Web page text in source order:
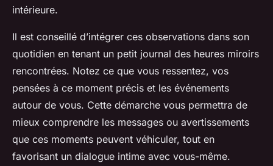
intérieure.
Il est conseillé d’intégrer ces observations dans son
quotidien en tenant un petit journal des heures miroirs
rencontrées. Notez ce que vous ressentez, vos
pensées à ce moment précis et les événements
autour de vous. Cette démarche vous permettra de
mieux comprendre les messages ou avertissements
que ces moments peuvent véhiculer, tout en
favorisant un dialogue intime avec vous-même.